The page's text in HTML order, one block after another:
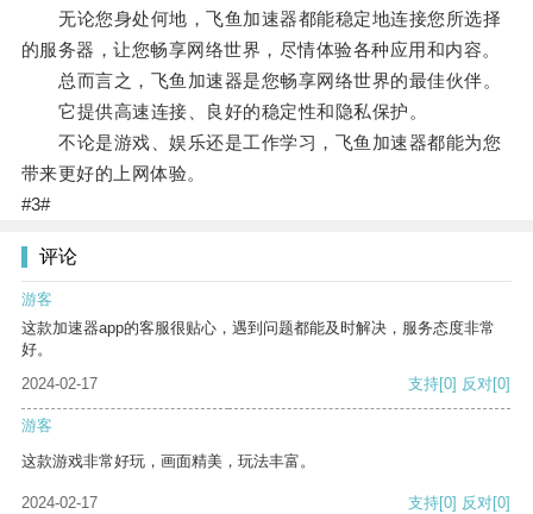
无论您身处何地，飞鱼加速器都能稳定地连接您所选择
的服务器，让您畅享网络世界，尽情体验各种应用和内容。
总而言之，飞鱼加速器是您畅享网络世界的最佳伙伴。
它提供高速连接、良好的稳定性和隐私保护。
不论是游戏、娱乐还是工作学习，飞鱼加速器都能为您
带来更好的上网体验。
#3#
评论
游客
这款加速器app的客服很贴心，遇到问题都能及时解决，服务态度非常
好。
2024-02-17
支持[0] 反对[0]
游客
这款游戏非常好玩，画面精美，玩法丰富。
2024-02-17 支持[0] 反对[0]